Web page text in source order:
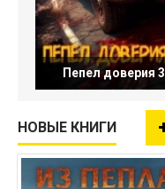
Пепел доверия 3
НОВЫЕ КНИГИ